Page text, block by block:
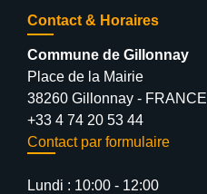
Contact & Horaires
Commune de Gillonnay
Place de la Mairie
38260 Gillonnay - FRANCE
+33 4 74 20 53 44
Contact par formulaire
Lundi : 10:00 - 12:00